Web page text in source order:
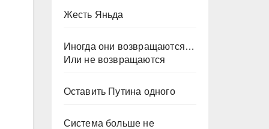
Жесть Яньда
Иногда они возвращаются…
Или не возвращаются
Оставить Путина одного
Система больше не